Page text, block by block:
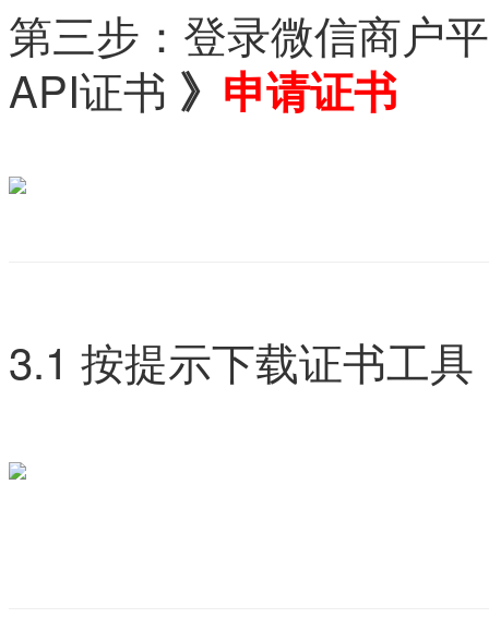
第三步：登录微信商户
API证书 》 申请证书
3.1 按提示下载证书工